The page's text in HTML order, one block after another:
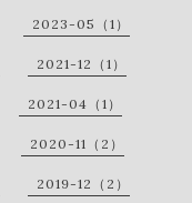
2023-05（1）
2021-12（1）
2021-04（1）
2020-11（2）
2019-12（2）